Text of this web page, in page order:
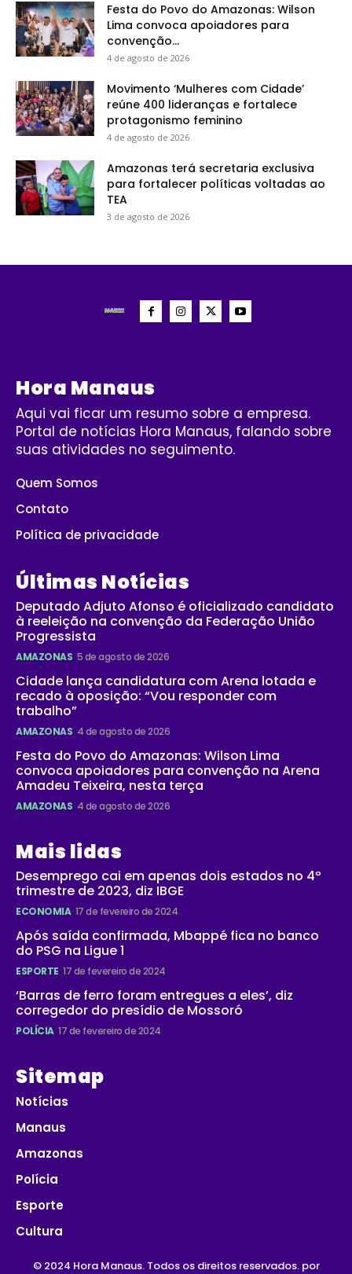
Festa do Povo do Amazonas: Wilson
Lima convoca apoiadores para
convenção...
4 de agosto de 2026
Movimento ‘Mulheres com Cidade’
reúne 400 lideranças e fortalece
protagonismo feminino
4 de agosto de 2026
Amazonas terá secretaria exclusiva
para fortalecer políticas voltadas ao
TEA
3 de agosto de 2026
Hora Manaus
Aqui vai ficar um resumo sobre a empresa.
Portal de notícias Hora Manaus, falando sobre
suas atividades no seguimento.
Quem Somos
Contato
Política de privacidade
Últimas Notícias
Deputado Adjuto Afonso é oficializado candidato
à reeleição na convenção da Federação União
Progressista
AMAZONAS 5 de agosto de 2026
Cidade lança candidatura com Arena lotada e
recado à oposição: “Vou responder com
trabalho”
AMAZONAS 4 de agosto de 2026
Festa do Povo do Amazonas: Wilson Lima
convoca apoiadores para convenção na Arena
Amadeu Teixeira, nesta terça
AMAZONAS 4 de agosto de 2026
Mais lidas
Desemprego cai em apenas dois estados no 4º
trimestre de 2023, diz IBGE
ECONOMIA 17 de fevereiro de 2024
Após saída confirmada, Mbappé fica no banco
do PSG na Ligue 1
ESPORTE 17 de fevereiro de 2024
‘Barras de ferro foram entregues a eles’, diz
corregedor do presídio de Mossoró
POLÍCIA 17 de fevereiro de 2024
Sitemap
Notícias
Manaus
Amazonas
Polícia
Esporte
Cultura
© 2024 Hora Manaus. Todos os direitos reservados. por